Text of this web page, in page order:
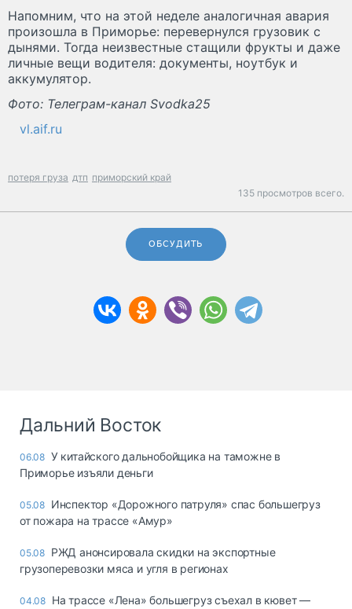
Напомним, что на этой неделе аналогичная авария
произошла в Приморье: перевернулся грузовик с
дынями. Тогда неизвестные стащили фрукты и даже
личные вещи водителя: документы, ноутбук и
аккумулятор.
Фото: Телеграм-канал Svodka25
vl.aif.ru
потеря груза дтп приморский край
135 просмотров всего.
ОБСУДИТЬ
Дальний Восток
06.08 У китайского дальнобойщика на таможне в
Приморье изъяли деньги
05.08 Инспектор «Дорожного патруля» спас большегруз
от пожара на трассе «Амур»
05.08 РЖД анонсировала скидки на экспортные
грузоперевозки мяса и угля в регионах
04.08 На трассе «Лена» большегруз съехал в кювет —